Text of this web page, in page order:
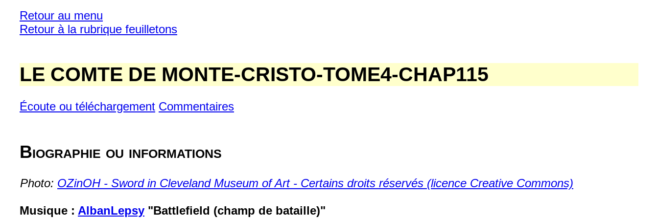
Retour au menu
Retour à la rubrique feuilletons
LE COMTE DE MONTE-CRISTO-TOME4-CHAP115
Écoute ou téléchargement Commentaires
Biographie ou informations
Photo: OZinOH - Sword in Cleveland Museum of Art - Certains droits réservés (licence Creative Commons)
Musique : AlbanLepsy "Battlefield (champ de bataille)"